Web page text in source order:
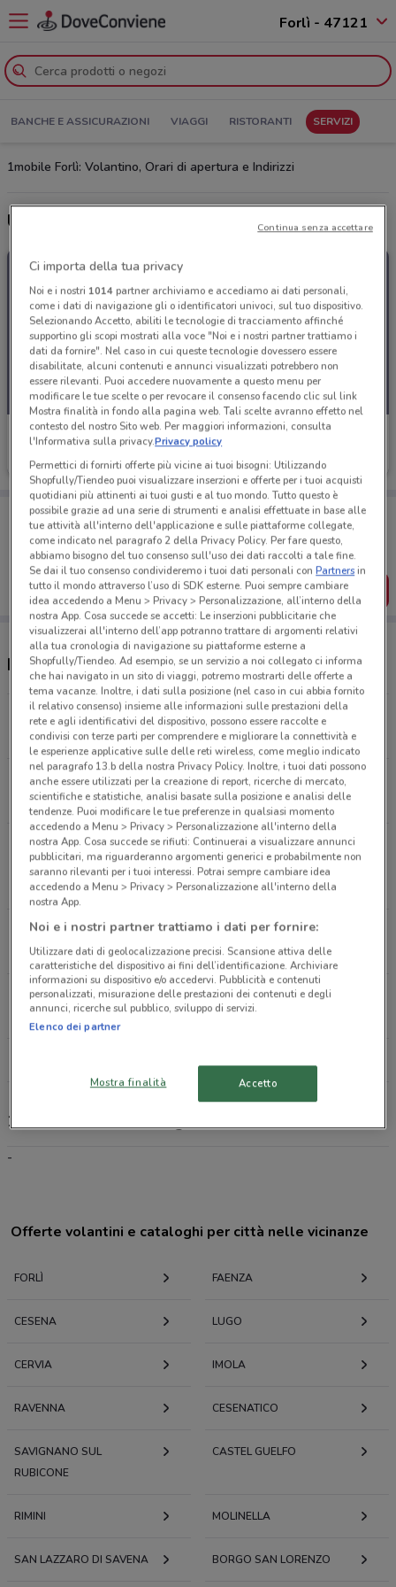
Forlì - 47121
BANCHE E ASSICURAZIONI VIAGGI RISTORANTI SERVIZI
1mobile Forlì: Volantino, Orari di apertura e Indirizzi
Ultime offerte del volantino 1mobile
1mobile
Scade il 31/08
Porta DoveConviene sempre con te!
Puoi trovare le migliori offerte dei negozi vicino a te,
salvarle e creare la tua lista del risparmio, comodamente
dal tuo cellulare.
SCARICA L’APP
Negozi 1mobile a Forlì
Viale Risorgimento 236/A Forlì
2.4 km
Viale Risorgimento 137 Forlì
2.8 km
Via G. Mameli 12 Castrocaro Terme E Terra Del
Sole
3.9 km
Corso Mazzini, 35 Forlì
4.2 km
Via Giorgio Regnoli 49 Forlì
4.2 km
1mobile, offerte e negozi
-
Offerte volantini e cataloghi per città nelle vicinanze
FORLÌ FAENZA
CESENA LUGO
CERVIA IMOLA
RAVENNA CESENATICO
SAVIGNANO SUL
RUBICONE
CASTEL GUELFO
RIMINI MOLINELLA
SAN LAZZARO DI SAVENA BORGO SAN LORENZO
Ci importa della tua privacy
Noi e i nostri 1014partner archiviamo e accediamo ai dati personali,
come i dati di navigazione gli o identificatori univoci, sul tuo dispositivo.
Selezionando Accetto, abiliti le tecnologie di tracciamento affinché
supportino gli scopi mostrati alla voce "Noi e i nostri partner trattiamo i
dati da fornire". Nel caso in cui queste tecnologie dovessero essere
disabilitate, alcuni contenuti e annunci visualizzati potrebbero non
essere rilevanti. Puoi accedere nuovamente a questo menu per
modificare le tue scelte o per revocare il consenso facendo clic sul link
Mostra finalità in fondo alla pagina web. Tali scelte avranno effetto nel
contesto del nostro Sito web. Per maggiori informazioni, consulta
l'Informativa sulla privacy.Privacy policy
Permettici di fornirti offerte più vicine ai tuoi bisogni: Utilizzando
Shopfully/Tiendeo puoi visualizzare inserzioni e offerte per i tuoi acquisti
quotidiani più attinenti ai tuoi gusti e al tuo mondo. Tutto questo è
possibile grazie ad una serie di strumenti e analisi effettuate in base alle
tue attività all'interno dell'applicazione e sulle piattaforme collegate,
come indicato nel paragrafo 2 della Privacy Policy. Per fare questo,
abbiamo bisogno del tuo consenso sull'uso dei dati raccolti a tale fine.
Se dai il tuo consenso condivideremo i tuoi dati personali conPartnersin
tutto il mondo attraverso l’uso di SDK esterne. Puoi sempre cambiare
idea accedendo a Menu > Privacy > Personalizzazione, all’interno della
nostra App. Cosa succede se accetti: Le inserzioni pubblicitarie che
visualizzerai all'interno dell’app potranno trattare di argomenti relativi
alla tua cronologia di navigazione su piattaforme esterne a
Shopfully/Tiendeo. Ad esempio, se un servizio a noi collegato ci informa
che hai navigato in un sito di viaggi, potremo mostrarti delle offerte a
tema vacanze. Inoltre, i dati sulla posizione (nel caso in cui abbia fornito
il relativo consenso) insieme alle informazioni sulle prestazioni della
rete e agli identificativi del dispositivo, possono essere raccolte e
condivisi con terze parti per comprendere e migliorare la connettività e
le esperienze applicative sulle delle reti wireless, come meglio indicato
nel paragrafo 13.b della nostra Privacy Policy. Inoltre, i tuoi dati possono
anche essere utilizzati per la creazione di report, ricerche di mercato,
scientifiche e statistiche, analisi basate sulla posizione e analisi delle
tendenze. Puoi modificare le tue preferenze in qualsiasi momento
accedendo a Menu > Privacy > Personalizzazione all'interno della
nostra App. Cosa succede se rifiuti: Continuerai a visualizzare annunci
pubblicitari, ma riguarderanno argomenti generici e probabilmente non
saranno rilevanti per i tuoi interessi. Potrai sempre cambiare idea
accedendo a Menu > Privacy > Personalizzazione all'interno della
nostra App.
Noi e i nostri partner trattiamo i dati per fornire:
Utilizzare dati di geolocalizzazione precisi. Scansione attiva delle
caratteristiche del dispositivo ai fini dell’identificazione. Archiviare
informazioni su dispositivo e/o accedervi. Pubblicità e contenuti
personalizzati, misurazione delle prestazioni dei contenuti e degli
annunci, ricerche sul pubblico, sviluppo di servizi.
Elenco dei partner
Mostra finalità Accetto
Continua senza accettare